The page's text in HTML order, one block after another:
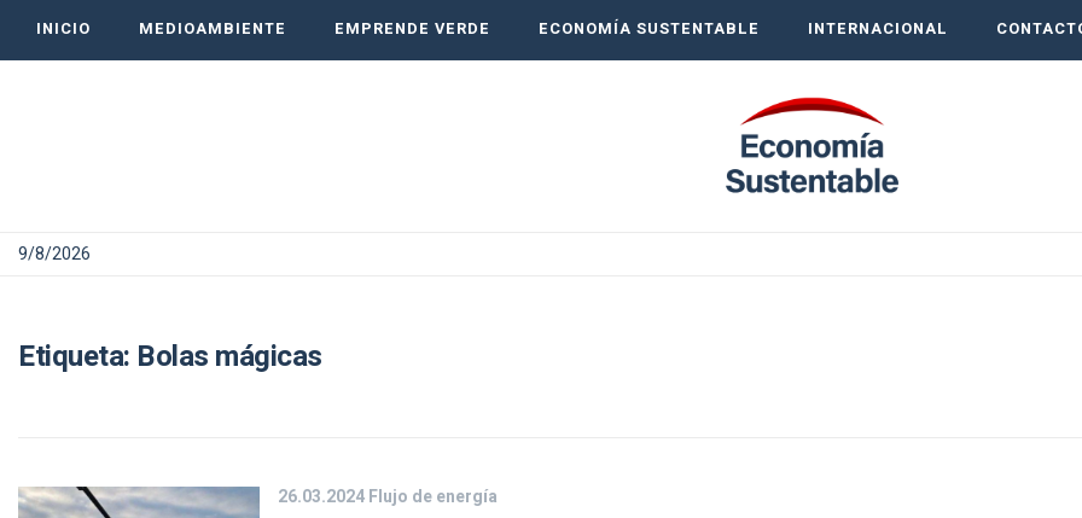
INICIO MEDIOAMBIENTE EMPRENDE VERDE ECONOMÍA SUSTENTABLE INTERNACIONAL
9/8/2026
Etiqueta: Bolas mágicas
26.03.2024Flujo de energía